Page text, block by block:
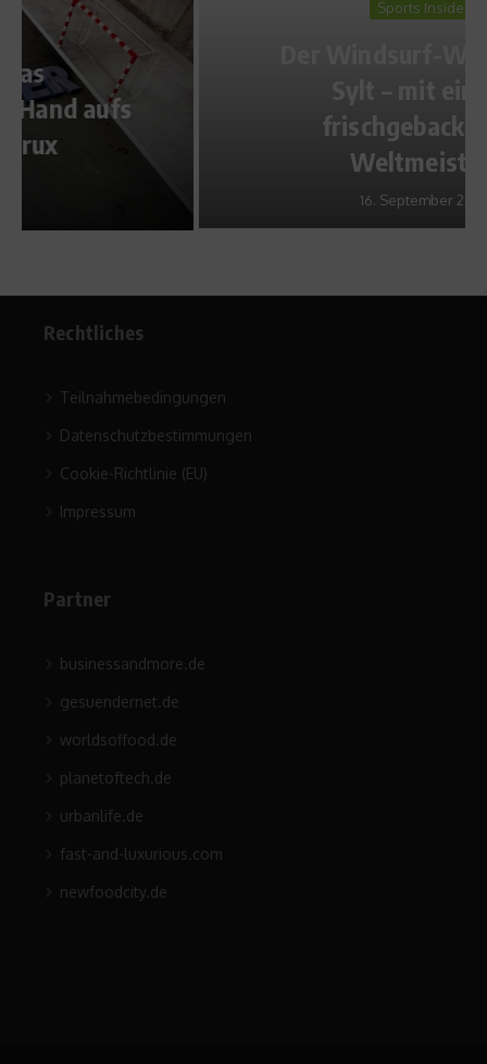
Der Windsurf-Weltcup in
frischgebackenen
Rechtliches
Teilnahmebedingungen
Datenschutzbestimmungen
Cookie-Richtlinie (EU)
Impressum
Partner
businessandmore.de
gesuendernet.de
worldsoffood.de
planetoftech.de
urbanlife.de
fast-and-luxurious.com
newfoodcity.de